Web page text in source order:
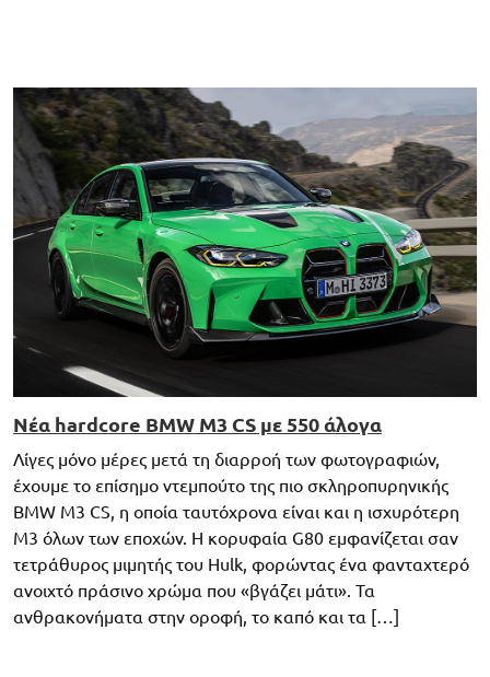
Νέα hardcore BMW M3 CS με 550 άλογα
Λίγες μόνο μέρες μετά τη διαρροή των φωτογραφιών,
έχουμε το επίσημο ντεμπούτο της πιο σκληροπυρηνικής
BMW M3 CS, η οποία ταυτόχρονα είναι και η ισχυρότερη
M3 όλων των εποχών. H κορυφαία G80 εμφανίζεται σαν
τετράθυρος μιμητής του Hulk, φορώντας ένα φανταχτερό
ανοιχτό πράσινο χρώμα που «βγάζει μάτι». Τα
ανθρακονήματα στην οροφή, το καπό και τα […]